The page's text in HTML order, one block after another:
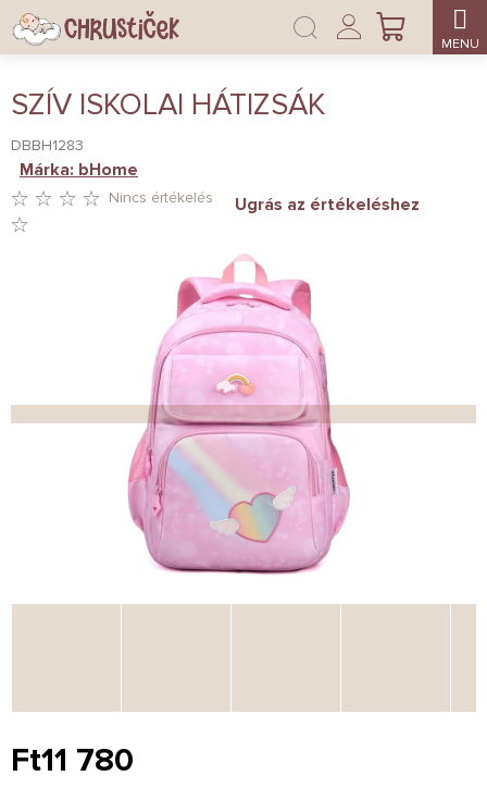
Ugrás
fő
KOSÁR
Bejelentkezés
SZÍV ISKOLAI HÁTIZSÁK
DBBH1283
CSILLAG.
Nincs értékelés Ugrás az értékeléshez
Márka: bHome
Ft11 780